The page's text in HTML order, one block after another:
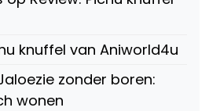
knuffel van Aniworld4u
zonder boren:
wonen